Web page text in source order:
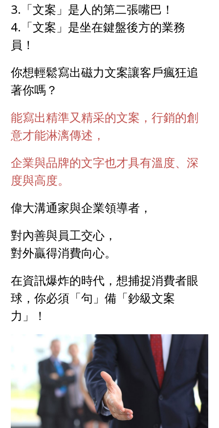
3.「文案」是人的第二張嘴巴！
4.「文案」是坐在鍵盤後方的業務
員！
你想輕鬆寫出磁力文案讓客戶瘋狂追
著你嗎？
能寫出精準又精采的文案，行銷的創
意才能淋漓傳述，
企業與品牌的文字也才具有溫度、深
度與高度。
偉大溝通家與企業領導者，
對內善與員工交心，
對外贏得消費向心。
在資訊爆炸的時代，想捕捉消費者眼
球，你必須「句」備「鈔級文案
力」！